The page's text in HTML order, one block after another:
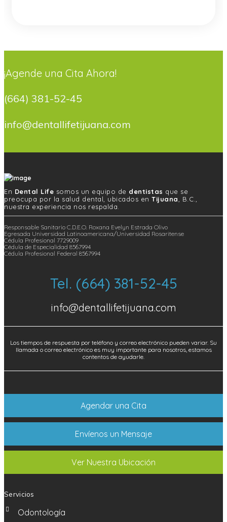
¡Agende una Cita Ahora!
(664) 381-52-45
info@dentallifetijuana.com
En Dental Life somos un equipo de dentistas que se
preocupa por la salud dental, ubicados en Tijuana, B.C.,
nuestra experiencia nos respalda.
Responsable Sanitario C.D.E.O. Roxana Evelyn Estrada Olivo
Egresada Universidad Latinoamericana/Universidad Rosaritense
Cédula Profesional 7729009
Cédula de Especialidad 8567994
Cédula Profesional Federal 8567994
Tel. (664) 381-52-45
info@dentallifetijuana.com
Los tiempos de respuesta por teléfono y correo electrónico pueden variar. Su
llamada o correo electrónico es muy importante para nosotros, estamos
contentos de ayudarle.
Agendar una Cita
Envíenos un Mensaje
Ver Nuestra Ubicación
Servicios
Odontología